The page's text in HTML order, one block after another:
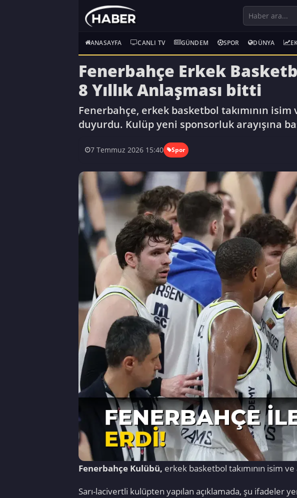
ANASAYFA CANLI TV GÜNDEM SPOR DÜNYA
Fenerbahçe Erkek
8 Yıllık Anlaşması bitti
Fenerbahçe, erkek basketbol takımının
duyurdu. Kulüp yeni sponsorluk arayışına
7 Temmuz 2026 15:40 Spor
Fenerbahçe Kulübü, erkek basketbol takımının isim
Sarı-lacivertli kulüpten yapılan açıklamada, şu ifadeler